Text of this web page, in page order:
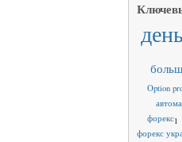
Option
форекс1
форекс